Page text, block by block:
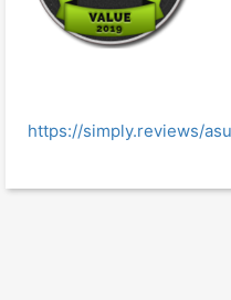
https://simply.reviews/